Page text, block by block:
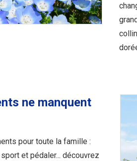
ne manquent
pour toute la famille :
et pédaler... découvrez